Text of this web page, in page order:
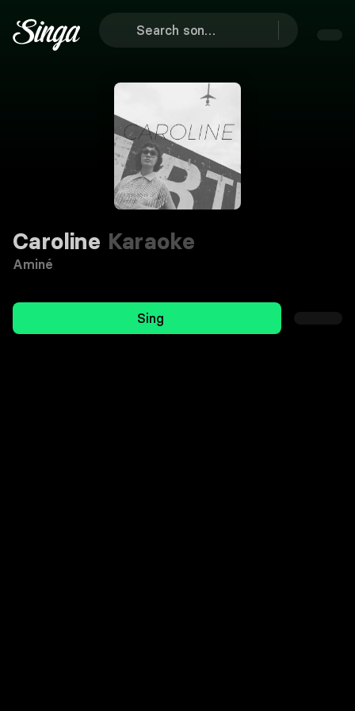
Caroline Karaoke
Aminé
Sing